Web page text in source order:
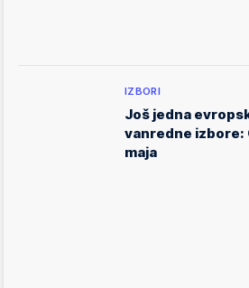
IZBORI
Još jedna
vanredne izbore:
maja